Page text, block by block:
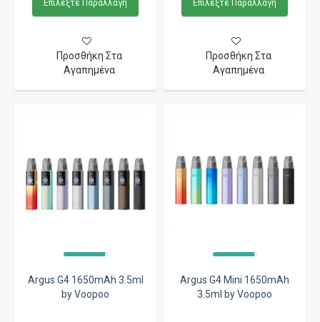
Επιλέξτε Παραλλαγή
Προσθήκη Στα
Αγαπημένα
Επιλέξτε Παραλλαγή
Προσθήκη Στα
Αγαπημένα
Argus G4 1650mAh 3.5ml
by Voopoo
Argus G4 Mini 1650mAh
3.5ml by Voopoo